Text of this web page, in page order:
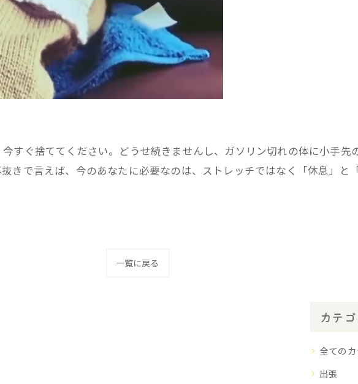
すぐ捨ててください。どうせ続きませんし、ガソリン切れの体に小手先
きで言えば、今のあなたに必要なのは、ストレッチではなく「休息」と
一覧に戻る
カテ
全ての
出張